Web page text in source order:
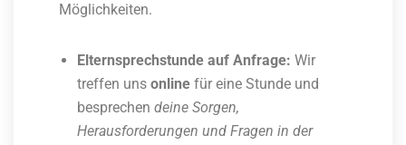
Möglichkeiten.
Elternsprechstunde auf Anfrage: Wir
treffen uns online für eine Stunde und
besprechen deine Sorgen,
Herausforderungen und Fragen in der